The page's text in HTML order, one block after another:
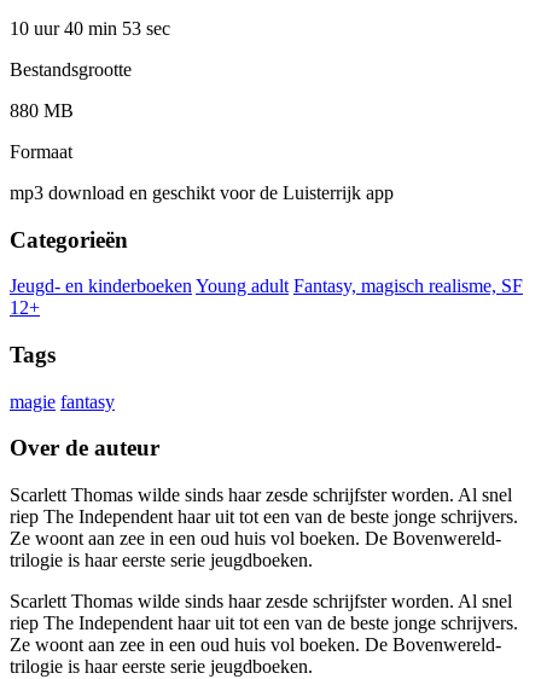
10 uur 40 min 53 sec
Bestandsgrootte
880 MB
Formaat
mp3 download en geschikt voor de Luisterrijk app
Categorieën
Jeugd- en kinderboeken Young adult Fantasy, magisch realisme, SF
12+
Tags
magie fantasy
Over de auteur
Scarlett Thomas wilde sinds haar zesde schrijfster worden. Al snel
riep The Independent haar uit tot een van de beste jonge schrijvers.
Ze woont aan zee in een oud huis vol boeken. De Bovenwereld-
trilogie is haar eerste serie jeugdboeken.
Scarlett Thomas wilde sinds haar zesde schrijfster worden. Al snel
riep The Independent haar uit tot een van de beste jonge schrijvers.
Ze woont aan zee in een oud huis vol boeken. De Bovenwereld-
trilogie is haar eerste serie jeugdboeken.